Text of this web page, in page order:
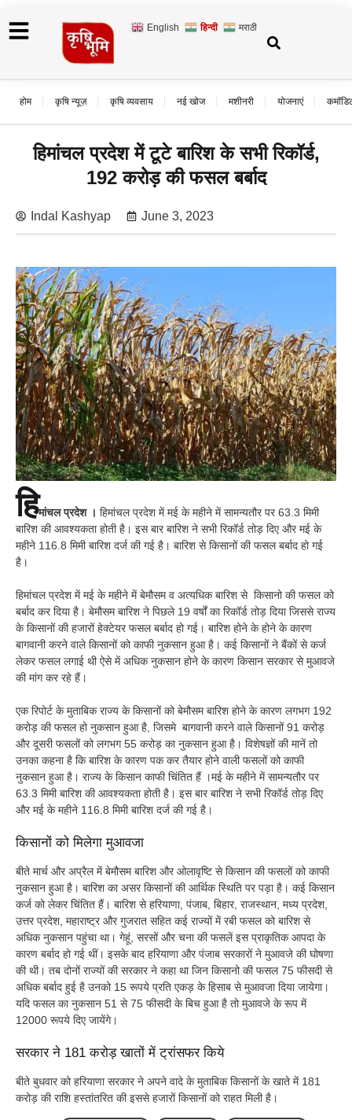
English हिन्दी मराठी
होम कृषि न्यूज़ कृषि व्यवसाय नई खोज मशीनरी योजनाएं
हिमांचल प्रदेश में टूटे बारिश के सभी रिकॉर्ड,
192 करोड़ की फसल बर्बाद
Indal Kashyap June 3, 2023
हिमांचल प्रदेश । हिमांचल प्रदेश में मई के महीने में सामन्यतौर पर 63.3 मिमी
बारिश की आवश्यकता होती है। इस बार बारिश ने सभी रिकॉर्ड तोड़ दिए और मई के
महीने 116.8 मिमी बारिश दर्ज की गई है। बारिश से किसानों की फसल बर्बाद हो गई
है।
हिमांचल प्रदेश में मई के महीने में बेमौसम व अत्यधिक बारिश से किसानो की फसल को
बर्बाद कर दिया है। बेमौसम बारिश ने पिछले 19 वर्षों का रिकॉर्ड तोड़ दिया जिससे राज्य
के किसानों की हजारों हेक्टेयर फसल बर्बाद हो गई। बारिश होने के होने के कारण
बागवानी करने वाले किसानों को काफी नुकसान हुआ है। कई किसानों ने बैंकों से कर्ज
लेकर फसल लगाई थी ऐसे में अधिक नुकसान होने के कारण किसान सरकार से मुआवजे
की मांग कर रहे हैं।
एक रिपोर्ट के मुताबिक राज्य के किसानों को बेमौसम बारिश होने के कारण लगभग 192
करोड़ की फसल हो नुकसान हुआ है, जिसमे बागवानी करने वाले किसानों 91 करोड़
और दूसरी फसलों को लगभग 55 करोड़ का नुकसान हुआ है। विशेषज्ञों की मानें तो
उनका कहना है कि बारिश के कारण पक कर तैयार होने वाली फसलों को काफी
नुकसान हुआ है। राज्य के किसान काफी चिंतित हैं ।मई के महीने में सामन्यतौर पर
63.3 मिमी बारिश की आवश्यकता होती है। इस बार बारिश ने सभी रिकॉर्ड तोड़ दिए
और मई के महीने 116.8 मिमी बारिश दर्ज की गई है।
किसानों को मिलेगा मुआवजा
बीते मार्च और अप्रैल में बेमौसम बारिश और ओलावृष्टि से किसान की फसलों को काफी
नुकसान हुआ है। बारिश का असर किसानों की आर्थिक स्थिति पर पड़ा है। कई किसान
कर्ज को लेकर चिंतित हैं। बारिश से हरियाणा, पंजाब, बिहार, राजस्थान, मध्य प्रदेश,
उत्तर प्रदेश, महाराष्ट्र और गुजरात सहित कई राज्यों में रबी फसल को बारिश से
अधिक नुकसान पहुंचा था। गेहूं, सरसों और चना की फसलें इस प्राकृतिक आपदा के
कारण बर्बाद हो गई थीं। इसके बाद हरियाणा और पंजाब सरकारों ने मुआवजे की घोषणा
की थी। तब दोनों राज्यों की सरकार ने कहा था जिन किसानो की फसल 75 फीसदी से
अधिक बर्बाद हुई है उनको 15 रूपये प्रति एकड़ के हिसाब से मुआवजा दिया जायेगा।
यदि फसल का नुकसान 51 से 75 फीसदी के बिच हुआ है तो मुआवजे के रूप में
12000 रूपये दिए जायेंगे।
सरकार ने 181 करोड़ खातों में ट्रांसफर किये
बीते बुधवार को हरियाणा सरकार ने अपने वादे के मुताबिक किसानों के खाते में 181
करोड़ की राशि हस्तांतरित की इससे हजारों किसानों को राहत मिली है।